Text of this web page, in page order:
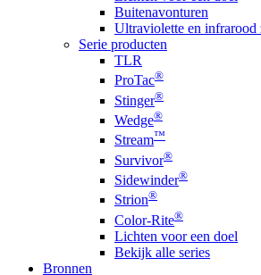
Buitenavonturen
Ultraviolette en infrarood
Serie producten
TLR
ProTac®
Stinger®
Wedge®
Stream™
Survivor®
Sidewinder®
Strion®
Color-Rite®
Lichten voor een doel
Bekijk alle series
Bronnen